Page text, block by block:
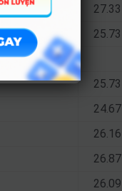
27.33
25.73
25.73
24.67
26.16
26.87
26.09